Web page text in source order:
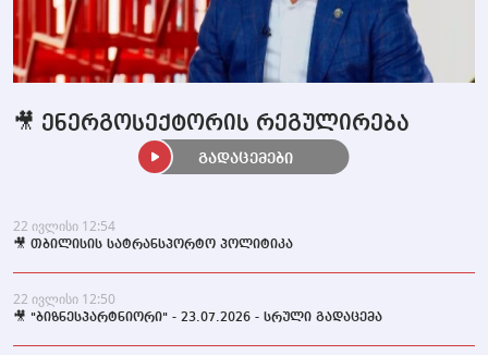
22 ივლისი 12:54
🎥 თბილისის სატრანსპორტო პოლიტიკა
22 ივლისი 12:50
🎥 "ბიზნესპარტნიორი" - 23.07.2026 - სრული გადაცემა
🎥 ენერგოსექტორის რეგულირება
გადაცემები